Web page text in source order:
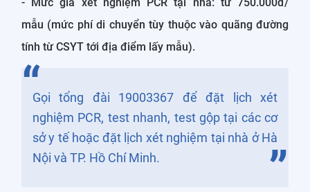
mẫu (mức phí di chuyển tùy thuộc vào quãng đường
tính từ CSYT tới địa điểm lấy mẫu).
Gọi tổng đài 19003367 để đặt lịch xét
nghiệm PCR, test nhanh, test gộp tại các cơ
sở y tế hoặc đặt lịch xét nghiệm tại nhà ở Hà
Nội và TP. Hồ Chí Minh.